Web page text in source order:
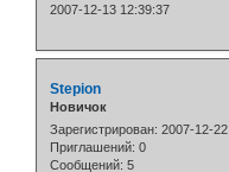
2007-12-13 12:39:37
Stepion
Новичок
Зарегистрирован: 2007-12-22
Приглашений: 0
Сообщений: 5